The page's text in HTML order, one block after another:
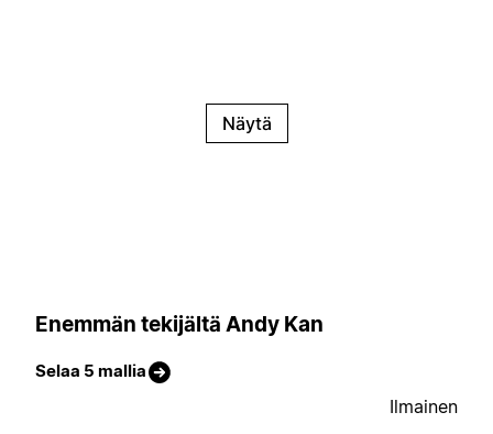
Näytä
Enemmän tekijältä Andy Kan
Selaa 5 mallia
Ilmainen